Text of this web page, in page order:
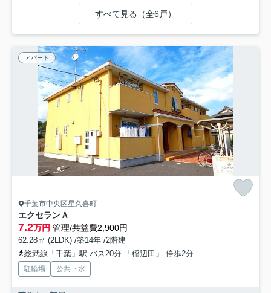
すべて見る（全6戸）
アパート
千葉市中央区星久喜町
エクセランＡ
7.2万円 管理/共益費2,900円
62.28㎡ (2LDK) /築14年 /2階建
総武線「千葉」駅 バス20分 「稲辺田」 停歩2分
駐輪場 公共下水